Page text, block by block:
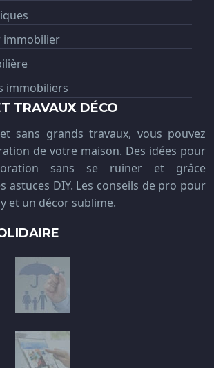
immobilier
immobiliers
TRAVAUX DÉCO
sans grands travaux, vous pouvez
de votre maison. Des idées pour
sans se ruiner et grâce
astuces DIY. Les conseils de pro pour
et un décor sublime.